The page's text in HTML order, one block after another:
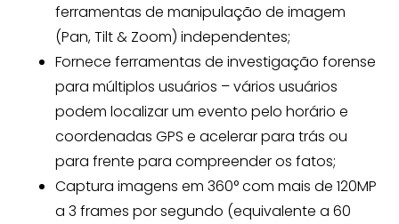
ferramentas de manipulação de imagem
(Pan, Tilt & Zoom) independentes;
Fornece ferramentas de investigação forense
para múltiplos usuários – vários usuários
podem localizar um evento pelo horário e
coordenadas GPS e acelerar para trás ou
para frente para compreender os fatos;
Captura imagens em 360° com mais de 120MP
a 3 frames por segundo (equivalente a 60